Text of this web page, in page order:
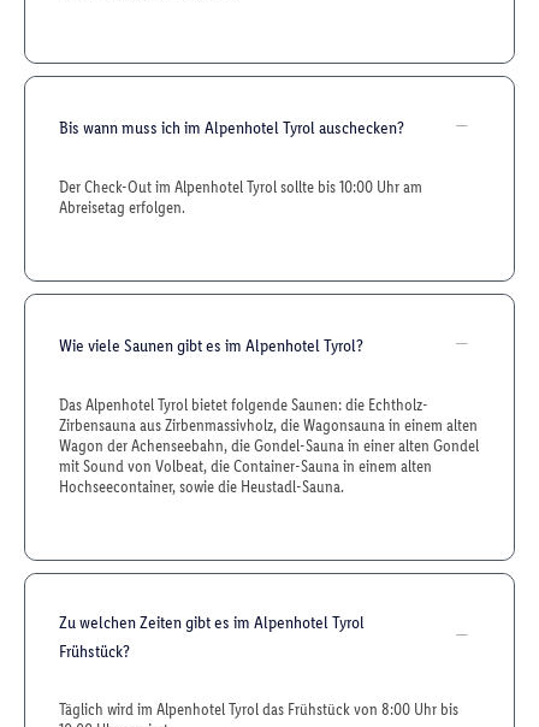
Bis wann muss ich im Alpenhotel Tyrol auschecken?
Der Check-Out im Alpenhotel Tyrol sollte bis 10:00 Uhr am
Abreisetag erfolgen.
Wie viele Saunen gibt es im Alpenhotel Tyrol?
Das Alpenhotel Tyrol bietet folgende Saunen: die Echtholz-
Zirbensauna aus Zirbenmassivholz, die Wagonsauna in einem alten
Wagon der Achenseebahn, die Gondel-Sauna in einer alten Gondel
mit Sound von Volbeat, die Container-Sauna in einem alten
Hochseecontainer, sowie die Heustadl-Sauna.
Zu welchen Zeiten gibt es im Alpenhotel Tyrol
Frühstück?
Täglich wird im Alpenhotel Tyrol das Frühstück von 8:00 Uhr bis